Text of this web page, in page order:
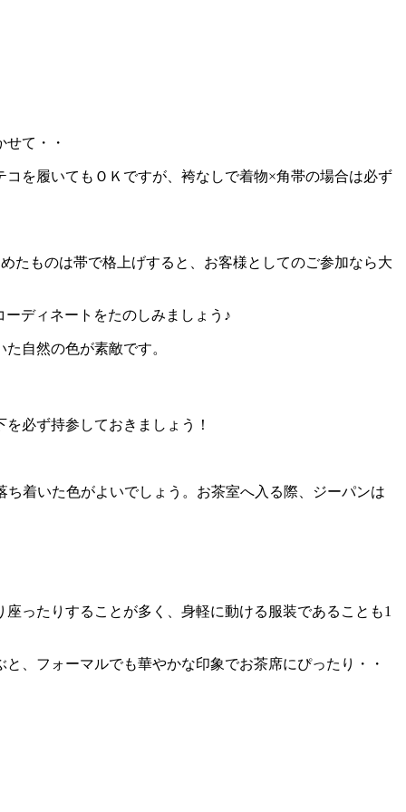
て・・
を履いてもＯＫですが、袴なしで着物×角帯の場合は必ず
たものは帯で格上げすると、お客様としてのご参加なら大
ディネートをたのしみましょう♪
自然の色が素敵です。
必ず持参しておきましょう！
着いた色がよいでしょう。お茶室へ入る際、ジーパンは
ったりすることが多く、身軽に動ける服装であることも1
、フォーマルでも華やかな印象でお茶席にぴったり・・